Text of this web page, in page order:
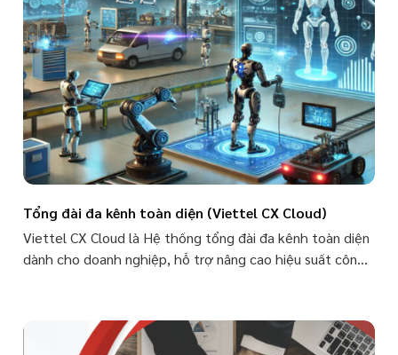
Tổng đài đa kênh toàn diện (Viettel CX Cloud)
Viettel CX Cloud là Hệ thống tổng đài đa kênh toàn diện
dành cho doanh nghiệp, hỗ trợ nâng cao hiệu suất công
bộ máy chăm sóc khách hàng/Bán hàng tập trung; Đảm
bảo quản lý con người, quy trình nghiệp vụ, chất lượng